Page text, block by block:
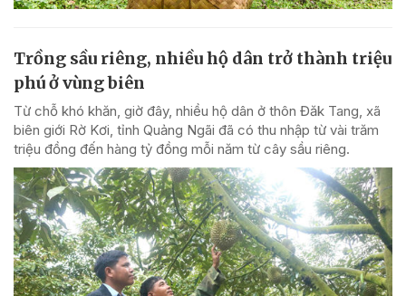
Trồng sầu riêng, nhiều hộ dân trở thành triệu
phú ở vùng biên
Từ chỗ khó khăn, giờ đây, nhiều hộ dân ở thôn Đăk Tang, xã
biên giới Rờ Kơi, tỉnh Quảng Ngãi đã có thu nhập từ vài trăm
triệu đồng đến hàng tỷ đồng mỗi năm từ cây sầu riêng.